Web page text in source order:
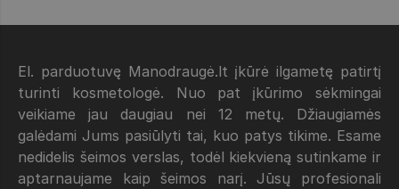
El. parduotuvę Manodraugė.lt įkūrė ilgametę patirtį
turinti kosmetologė. Nuo pat įkūrimo sėkmingai
veikiame jau daugiau nei 12 metų. Džiaugiamės
galėdami Jums pasiūlyti tai, kuo patys tikime. Esame
nedidelis šeimos verslas, todėl kiekvieną sutinkame ir
aptarnaujame kaip šeimos narį. Jūsų profesionali